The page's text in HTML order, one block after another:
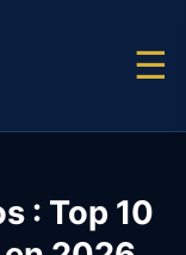
☰
: Top 10